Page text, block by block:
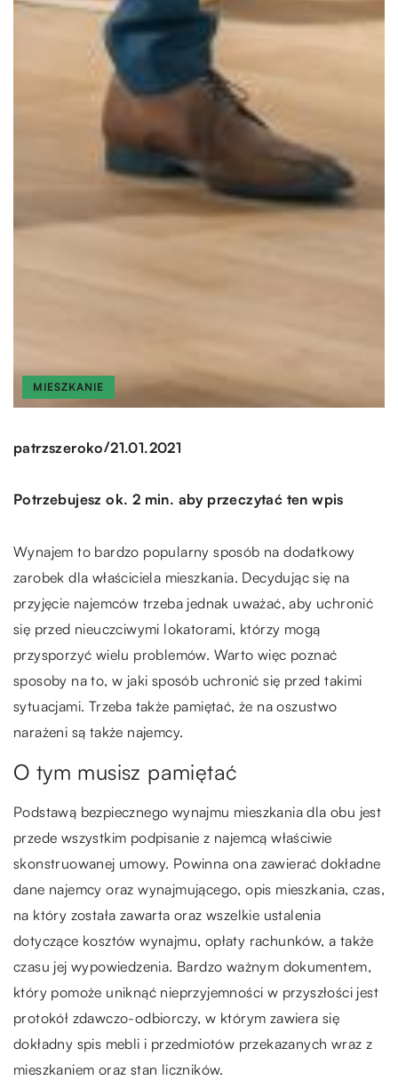
MIESZKANIE
patrzszeroko/21.01.2021
Potrzebujesz ok. 2 min. aby przeczytać ten wpis
Wynajem to bardzo popularny sposób na dodatkowy
zarobek dla właściciela mieszkania. Decydując się na
przyjęcie najemców trzeba jednak uważać, aby uchronić
się przed nieuczciwymi lokatorami, którzy mogą
przysporzyć wielu problemów. Warto więc poznać
sposoby na to, w jaki sposób uchronić się przed takimi
sytuacjami. Trzeba także pamiętać, że na oszustwo
narażeni są także najemcy.
O tym musisz pamiętać
Podstawą bezpiecznego wynajmu mieszkania dla obu jest
przede wszystkim podpisanie z najemcą właściwie
skonstruowanej umowy. Powinna ona zawierać dokładne
dane najemcy oraz wynajmującego, opis mieszkania, czas,
na który została zawarta oraz wszelkie ustalenia
dotyczące kosztów wynajmu, opłaty rachunków, a także
czasu jej wypowiedzenia. Bardzo ważnym dokumentem,
który pomoże uniknąć nieprzyjemności w przyszłości jest
protokół zdawczo-odbiorczy, w którym zawiera się
dokładny spis mebli i przedmiotów przekazanych wraz z
mieszkaniem oraz stan liczników.